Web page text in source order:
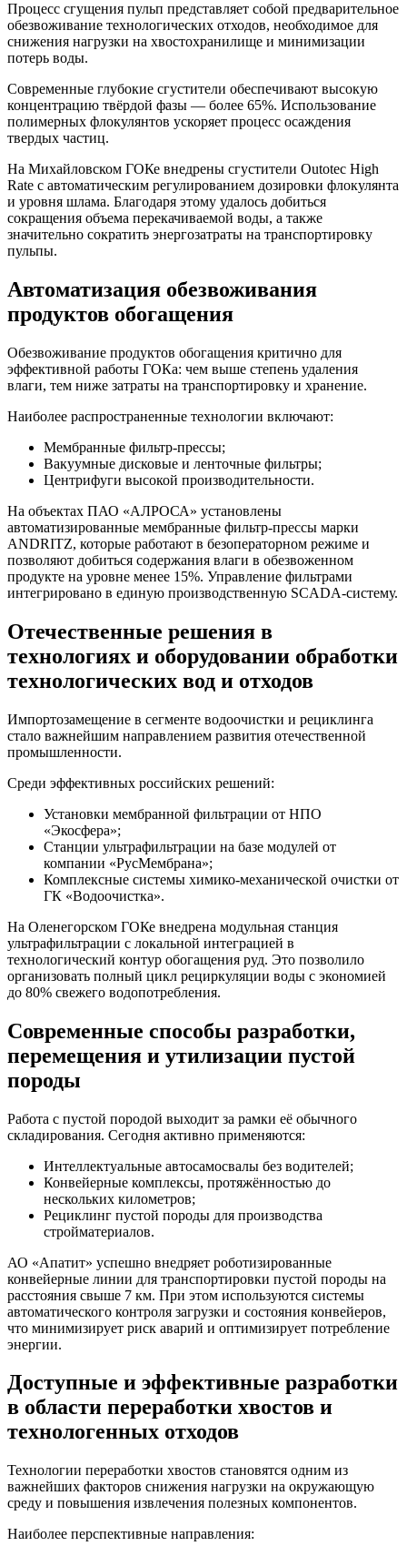
Процесс сгущения пульп представляет собой предварительное
обезвоживание технологических отходов, необходимое для
снижения нагрузки на хвостохранилище и минимизации
потерь воды.
Современные глубокие сгустители обеспечивают высокую
концентрацию твёрдой фазы — более 65%. Использование
полимерных флокулянтов ускоряет процесс осаждения
твердых частиц.
На Михайловском ГОКе внедрены сгустители Outotec High
Rate с автоматическим регулированием дозировки флокулянта
и уровня шлама. Благодаря этому удалось добиться
сокращения объема перекачиваемой воды, а также
значительно сократить энергозатраты на транспортировку
пульпы.
Автоматизация обезвоживания
продуктов обогащения
Обезвоживание продуктов обогащения критично для
эффективной работы ГОКа: чем выше степень удаления
влаги, тем ниже затраты на транспортировку и хранение.
Наиболее распространенные технологии включают:
Мембранные фильтр-прессы;
Вакуумные дисковые и ленточные фильтры;
Центрифуги высокой производительности.
На объектах ПАО «АЛРОСА» установлены
автоматизированные мембранные фильтр-прессы марки
ANDRITZ, которые работают в безоператорном режиме и
позволяют добиться содержания влаги в обезвоженном
продукте на уровне менее 15%. Управление фильтрами
интегрировано в единую производственную SCADA-систему.
Отечественные решения в
технологиях и оборудовании обработки
технологических вод и отходов
Импортозамещение в сегменте водоочистки и рециклинга
стало важнейшим направлением развития отечественной
промышленности.
Среди эффективных российских решений:
Установки мембранной фильтрации от НПО
«Экосфера»;
Станции ультрафильтрации на базе модулей от
компании «РусМембрана»;
Комплексные системы химико-механической очистки от
ГК «Водоочистка».
На Оленегорском ГОКе внедрена модульная станция
ультрафильтрации с локальной интеграцией в
технологический контур обогащения руд. Это позволило
организовать полный цикл рециркуляции воды с экономией
до 80% свежего водопотребления.
Современные способы разработки,
перемещения и утилизации пустой
породы
Работа с пустой породой выходит за рамки её обычного
складирования. Сегодня активно применяются:
Интеллектуальные автосамосвалы без водителей;
Конвейерные комплексы, протяжённостью до
нескольких километров;
Рециклинг пустой породы для производства
стройматериалов.
АО «Апатит» успешно внедряет роботизированные
конвейерные линии для транспортировки пустой породы на
расстояния свыше 7 км. При этом используются системы
автоматического контроля загрузки и состояния конвейеров,
что минимизирует риск аварий и оптимизирует потребление
энергии.
Доступные и эффективные разработки
в области переработки хвостов и
технологенных отходов
Технологии переработки хвостов становятся одним из
важнейших факторов снижения нагрузки на окружающую
среду и повышения извлечения полезных компонентов.
Наиболее перспективные направления: